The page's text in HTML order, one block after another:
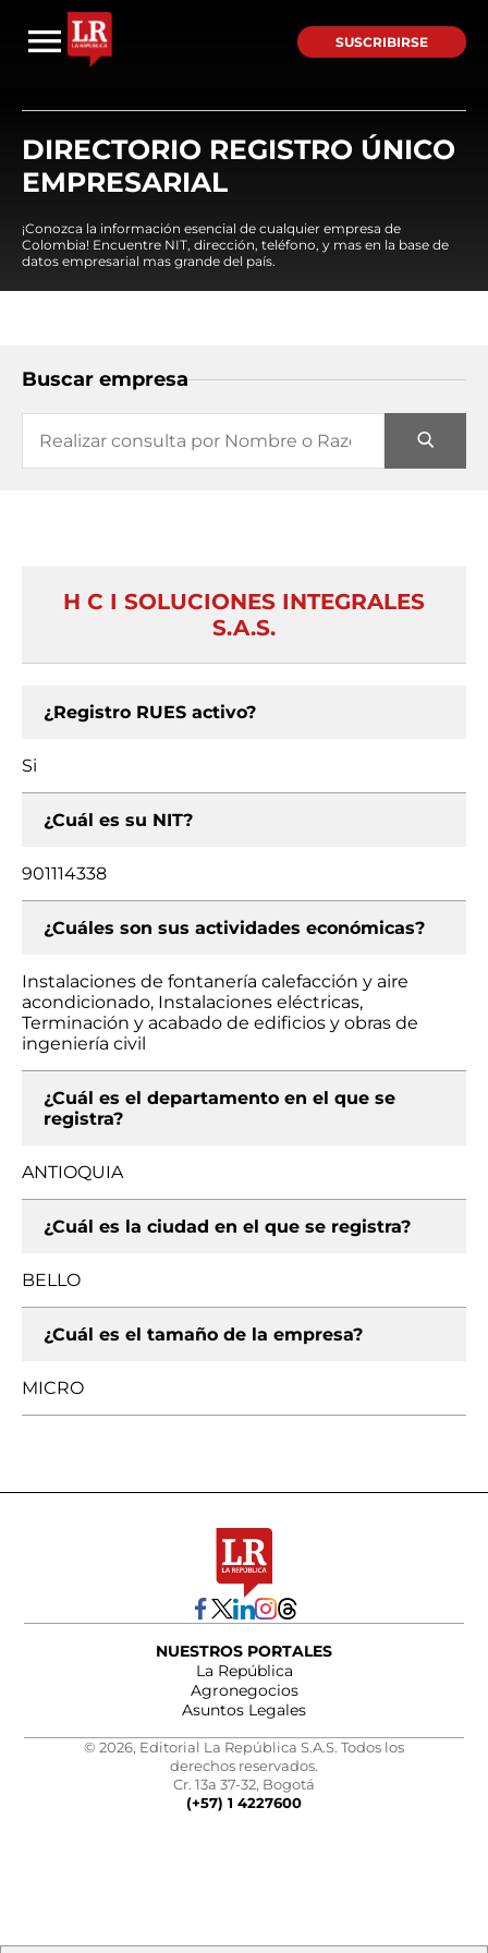
SUSCRIBIRSE
DIRECTORIO REGISTRO ÚNICO
EMPRESARIAL
¡Conozca la información esencial de cualquier empresa de
Colombia! Encuentre NIT, dirección, teléfono, y mas en la base de
datos empresarial mas grande del país.
Buscar empresa
H C I SOLUCIONES INTEGRALES
S.A.S.
¿Registro RUES activo?
Si
¿Cuál es su NIT?
901114338
¿Cuáles son sus actividades económicas?
Instalaciones de fontanería calefacción y aire
acondicionado, Instalaciones eléctricas,
Terminación y acabado de edificios y obras de
ingeniería civil
¿Cuál es el departamento en el que se
registra?
ANTIOQUIA
¿Cuál es la ciudad en el que se registra?
BELLO
¿Cuál es el tamaño de la empresa?
MICRO
NUESTROS PORTALES
La República
Agronegocios
Asuntos Legales
© 2026, Editorial La República S.A.S. Todos los
derechos reservados.
Cr. 13a 37-32, Bogotá
(+57) 1 4227600